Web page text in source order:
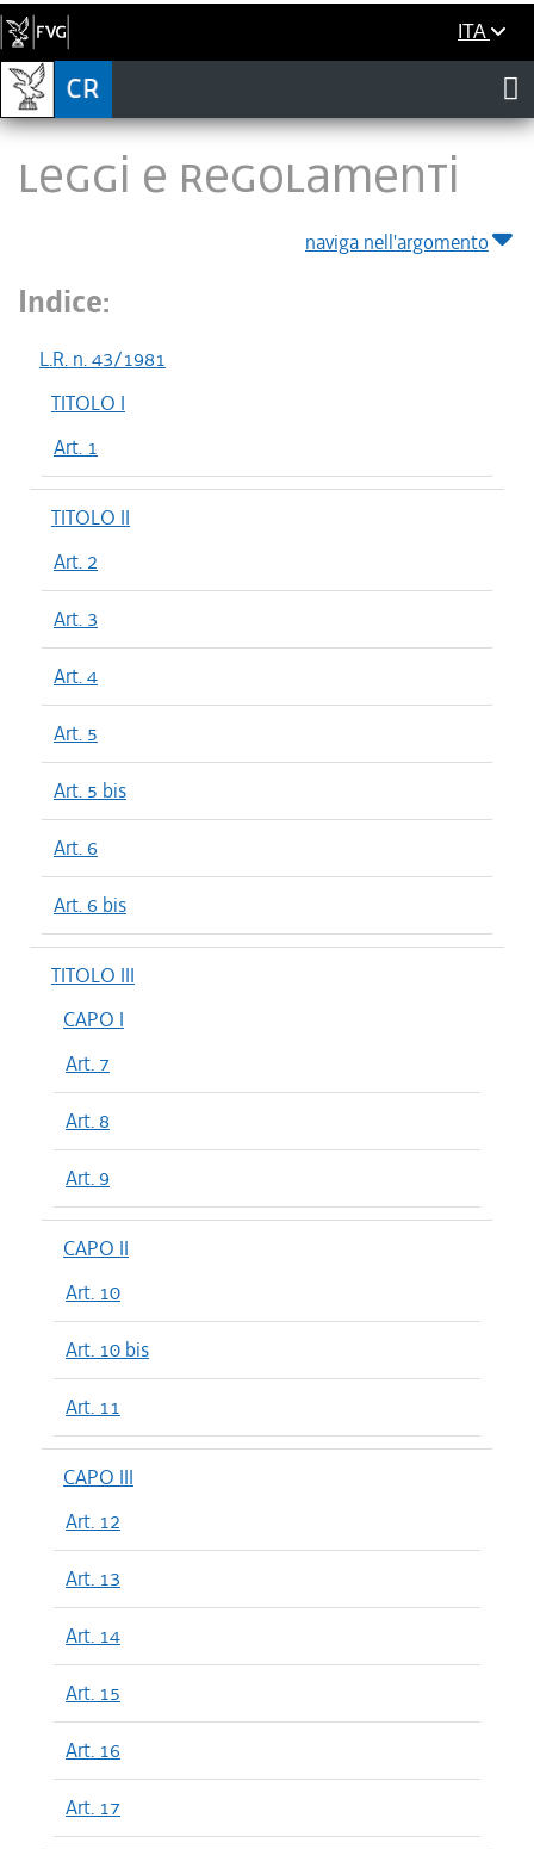
ITA
LEGGI E REGOLAMENTI
naviga nell'argomento
Indice:
L.R. n. 43/1981
TITOLO I
Art. 1
TITOLO II
Art. 2
Art. 3
Art. 4
Art. 5
Art. 5 bis
Art. 6
Art. 6 bis
TITOLO III
CAPO I
Art. 7
Art. 8
Art. 9
CAPO II
Art. 10
Art. 10 bis
Art. 11
CAPO III
Art. 12
Art. 13
Art. 14
Art. 15
Art. 16
Art. 17